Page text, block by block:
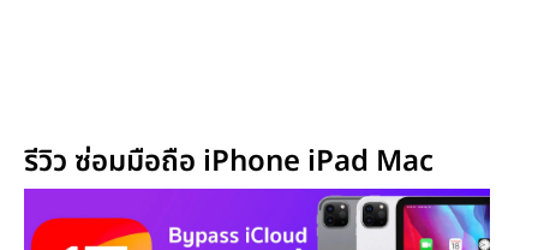
รีวิว ซ่อมมือถือ iPhone iPad Mac